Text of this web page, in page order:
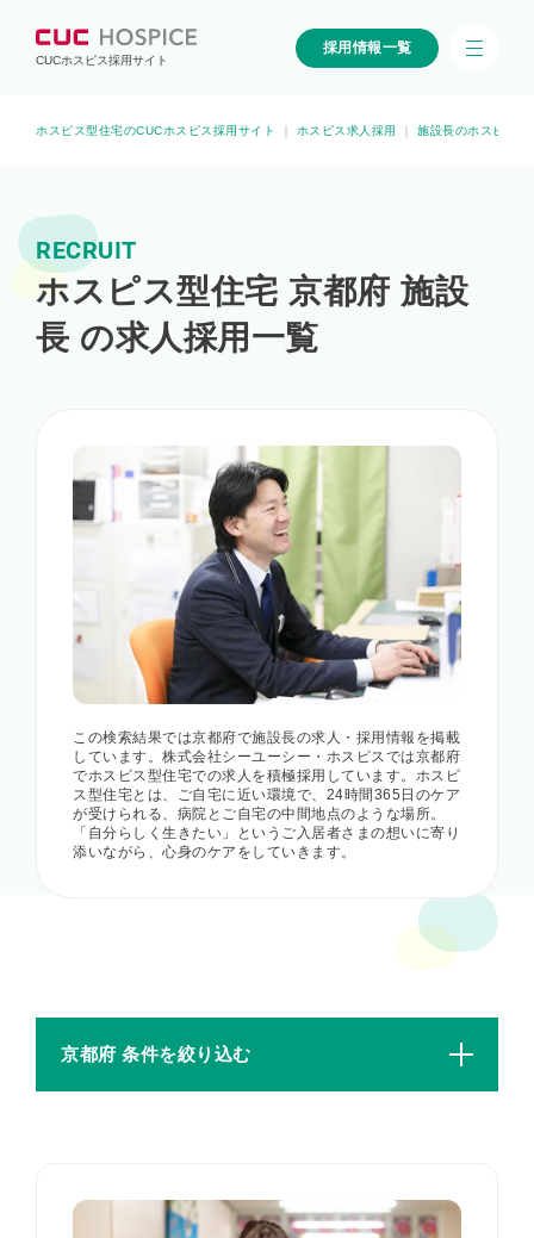
CUCホスピス採用サイト
採用情報一覧
ホスピス型住宅のCUCホスピス採用サイト ホスピス求人採用 施設長のホスピス求
RECRUIT
ホスピス型住宅 京都府 施設
長 の求人採用一覧
この検索結果では京都府で施設長の求人・採用情報を掲載
しています。株式会社シーユーシー・ホスピスでは京都府
でホスピス型住宅での求人を積極採用しています。ホスピ
ス型住宅とは、ご自宅に近い環境で、24時間365日のケア
が受けられる、病院とご自宅の中間地点のような場所。
「自分らしく生きたい」というご入居者さまの想いに寄り
添いながら、心身のケアをしていきます。
京都府 条件を絞り込む